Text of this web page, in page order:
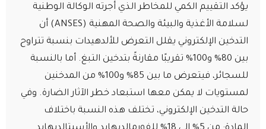
يؤكد التقييم الكمي للمخاطر الذي أجرته الوكالة الوطنية
لسلامة الأغذية والبيئة والصحة المهنية (ANSES) أن
التدخين الإلكتروني يقلل التعرض للألدهيدات بنسبة تتراوح
بين 80% و100% تقريبًا مقارنةً بتدخين التبغ. أما بالنسبة
للسجائر، فيتعرض ما بين 85% و100% من المدخنين
لمستويات لا يمكن معها استبعاد خطر الآثار الضارة. وفي
حالة التدخين الإلكتروني، تختلف هذه النسبة باختلاف